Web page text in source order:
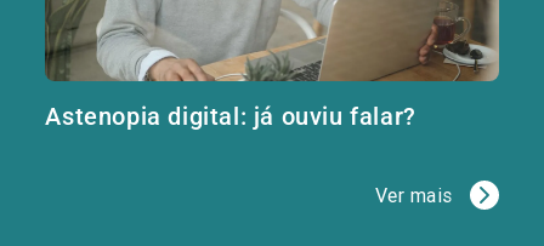
Astenopia digital: já ouviu falar?
Ver mais